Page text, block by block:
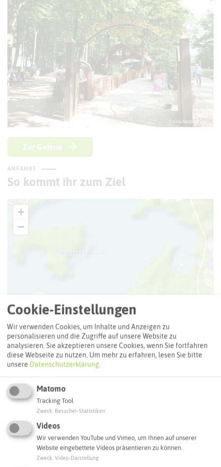
© Kreis Recklinghausen
Zur Galerie
ANFAHRT
So kommt ihr zum Ziel
+
−
Cookie-Einstellungen
Wir verwenden Cookies, um Inhalte und Anzeigen zu
personalisieren und die Zugriffe auf unsere Website zu
analysieren. Sie akzeptieren unsere Cookies, wenn Sie fortfahren
diese Webseite zu nutzen. Um mehr zu erfahren, lesen Sie bitte
unsere Datenschutzerklärung.
Matomo
Tracking Tool
Zweck Besucher-Statistiken
Videos
Wir verwenden YouTube und Vimeo, um Ihnen auf unserer
Website eingebettete Videos präsentieren zu können.
Zweck Video-Darstellung